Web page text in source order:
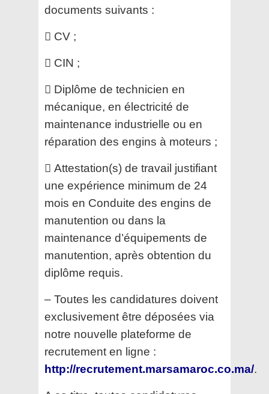
documents suivants :
 CV ;
 CIN ;
 Diplôme de technicien en
mécanique, en électricité de
maintenance industrielle ou en
réparation des engins à moteurs ;
 Attestation(s) de travail justifiant
une expérience minimum de 24
mois en Conduite des engins de
manutention ou dans la
maintenance d’équipements de
manutention, après obtention du
diplôme requis.
– Toutes les candidatures doivent
exclusivement être déposées via
notre nouvelle plateforme de
recrutement en ligne :
http://recrutement.marsamaroc.co.ma/.